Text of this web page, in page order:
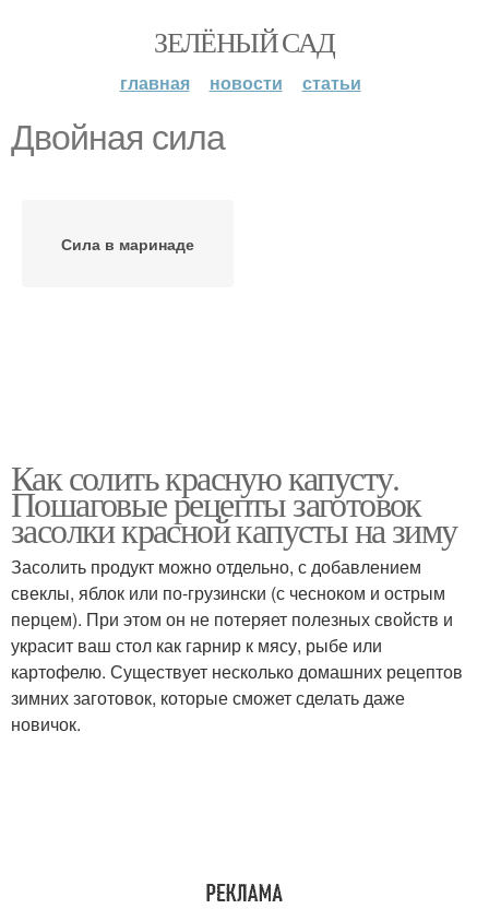
ЗЕЛЁНЫЙ САД
главная новости статьи
Двойная сила
Сила в маринаде
Как солить красную капусту.
Пошаговые рецепты заготовок
засолки красной капусты на зиму
Засолить продукт можно отдельно, с добавлением
свеклы, яблок или по-грузински (с чесноком и острым
перцем). При этом он не потеряет полезных свойств и
украсит ваш стол как гарнир к мясу, рыбе или
картофелю. Существует несколько домашних рецептов
зимних заготовок, которые сможет сделать даже
новичок.